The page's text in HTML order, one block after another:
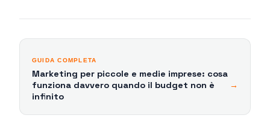
GUIDA COMPLETA
Marketing per piccole e medie imprese: cosa
funziona davvero quando il budget non è
infinito
→